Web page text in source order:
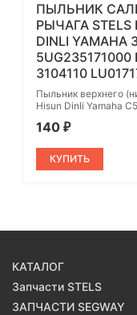
ПЫЛЬНИК
РЫЧАГА STELS
DINLI YAMAHA
3104110
Пыльник верхнего
Hisun Dinli Yamaha
140 ₽
КУПИТЬ
КАТАЛОГ
Запчасти STELS
ЗАПЧАСТИ SEGWAY